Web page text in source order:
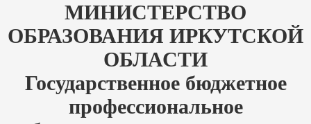
МИНИСТЕРСТВО
ОБРАЗОВАНИЯ ИРКУТСКОЙ
ОБЛАСТИ
Государственное бюджетное
профессиональное